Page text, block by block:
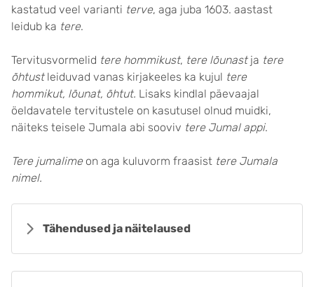
kastatud veel varianti terve, aga juba 1603. aastast
leidub ka tere.
Tervitusvormelid tere hommikust, tere lõunast ja tere
õhtustleiduvad vanas kirjakeeles ka kujul tere
hommikut, lõunat, õhtut. Lisaks kindlal päevaajal
öeldavatele tervitustele on kasutusel olnud muidki,
näiteks teisele Jumala abi sooviv tere Jumal appi.
Tere jumalime on aga kuluvorm fraasist tere Jumala
nimel.
Tähendused ja näitelaused